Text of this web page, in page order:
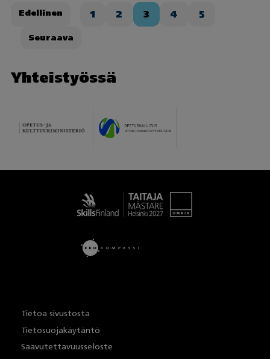
Artikkelien
Edellinen 1 2 3 4 5
Seuraava
Yhteistyössä
Tietoa sivustosta
Tietosuojakäytäntö
Saavutettavuusseloste